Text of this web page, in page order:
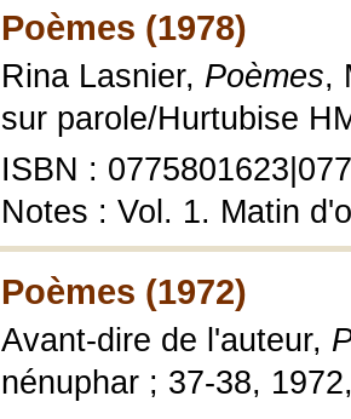
Poèmes (1978)
Rina Lasnier, Poèmes,
sur parole/Hurtubise
ISBN :
Notes : Vol. 1. Matin
Poèmes (1972)
Avant-dire de l'auteur,
nénuphar ; 37-38,